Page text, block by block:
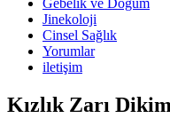
Gebelik ve Doğum
Jinekoloji
Cinsel Sağlık
Yorumlar
iletişim
Kızlık Zarı